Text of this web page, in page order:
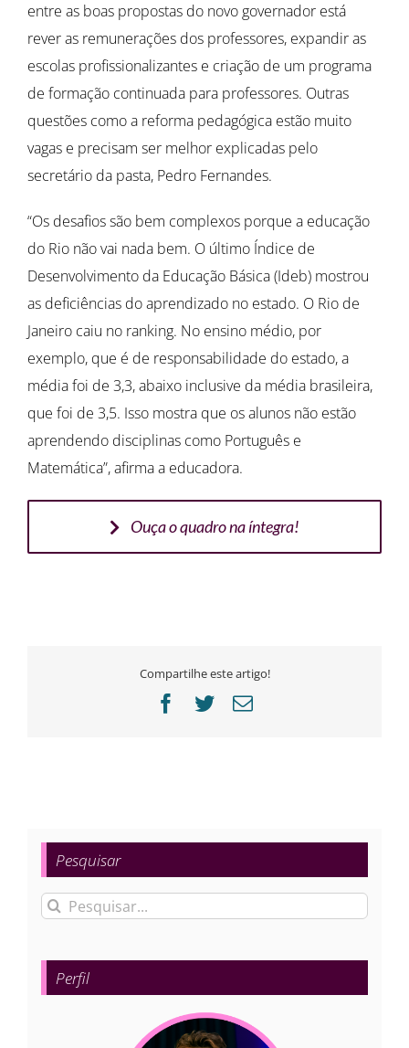
entre as boas propostas do novo governador está
rever as remunerações dos professores, expandir as
escolas profissionalizantes e criação de um programa
de formação continuada para professores. Outras
questões como a reforma pedagógica estão muito
vagas e precisam ser melhor explicadas pelo
secretário da pasta, Pedro Fernandes.
“Os desafios são bem complexos porque a educação
do Rio não vai nada bem. O último Índice de
Desenvolvimento da Educação Básica (Ideb) mostrou
as deficiências do aprendizado no estado. O Rio de
Janeiro caiu no ranking. No ensino médio, por
exemplo, que é de responsabilidade do estado, a
média foi de 3,3, abaixo inclusive da média brasileira,
que foi de 3,5. Isso mostra que os alunos não estão
aprendendo disciplinas como Português e
Matemática”, afirma a educadora.
Ouça o quadro na íntegra!
Compartilhe este artigo!
Facebook
Twitter
E-
Pesquisar
Buscar
para:
Perfil